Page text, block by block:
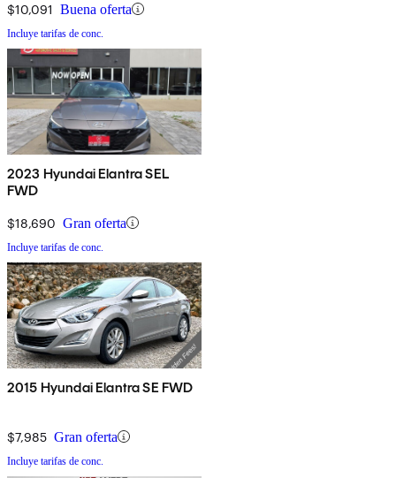
$10,091 Buena oferta
Incluye tarifas de conc.
2023 Hyundai Elantra SEL
FWD
$18,690 Gran oferta
Incluye tarifas de conc.
2015 Hyundai Elantra SE FWD
$7,985 Gran oferta
Incluye tarifas de conc.